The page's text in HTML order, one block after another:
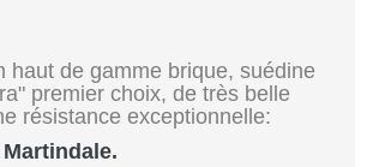
haut de gamme brique, suédine
premier choix, de très belle
résistance exceptionnelle: